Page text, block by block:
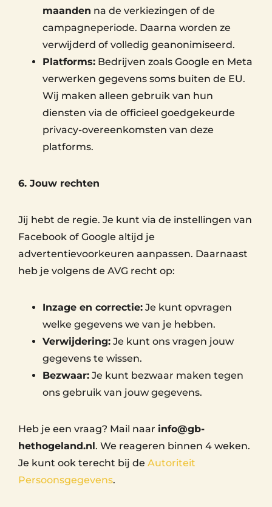
maanden na de verkiezingen of de
campagneperiode. Daarna worden ze
verwijderd of volledig geanonimiseerd.
Platforms: Bedrijven zoals Google en Meta
verwerken gegevens soms buiten de EU.
Wij maken alleen gebruik van hun
diensten via de officieel goedgekeurde
privacy-overeenkomsten van deze
platforms.
6. Jouw rechten
Jij hebt de regie. Je kunt via de instellingen van
Facebook of Google altijd je
advertentievoorkeuren aanpassen. Daarnaast
heb je volgens de AVG recht op:
Inzage en correctie: Je kunt opvragen
welke gegevens we van je hebben.
Verwijdering: Je kunt ons vragen jouw
gegevens te wissen.
Bezwaar: Je kunt bezwaar maken tegen
ons gebruik van jouw gegevens.
Heb je een vraag? Mail naar info@gb-
hethogeland.nl. We reageren binnen 4 weken.
Je kunt ook terecht bij de Autoriteit
Persoonsgegevens.